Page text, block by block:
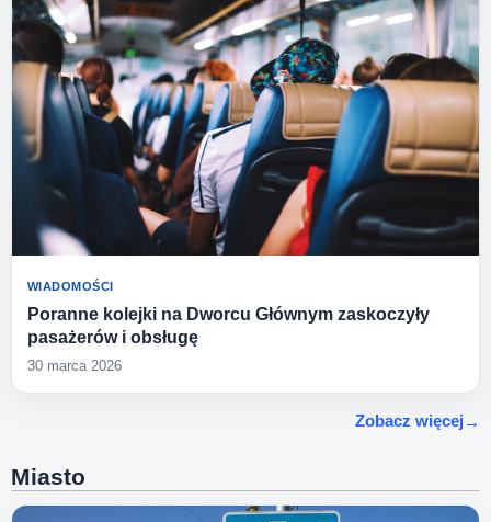
WIADOMOŚCI
Poranne kolejki na Dworcu Głównym zaskoczyły
pasażerów i obsługę
30 marca 2026
Zobacz więcej
Miasto